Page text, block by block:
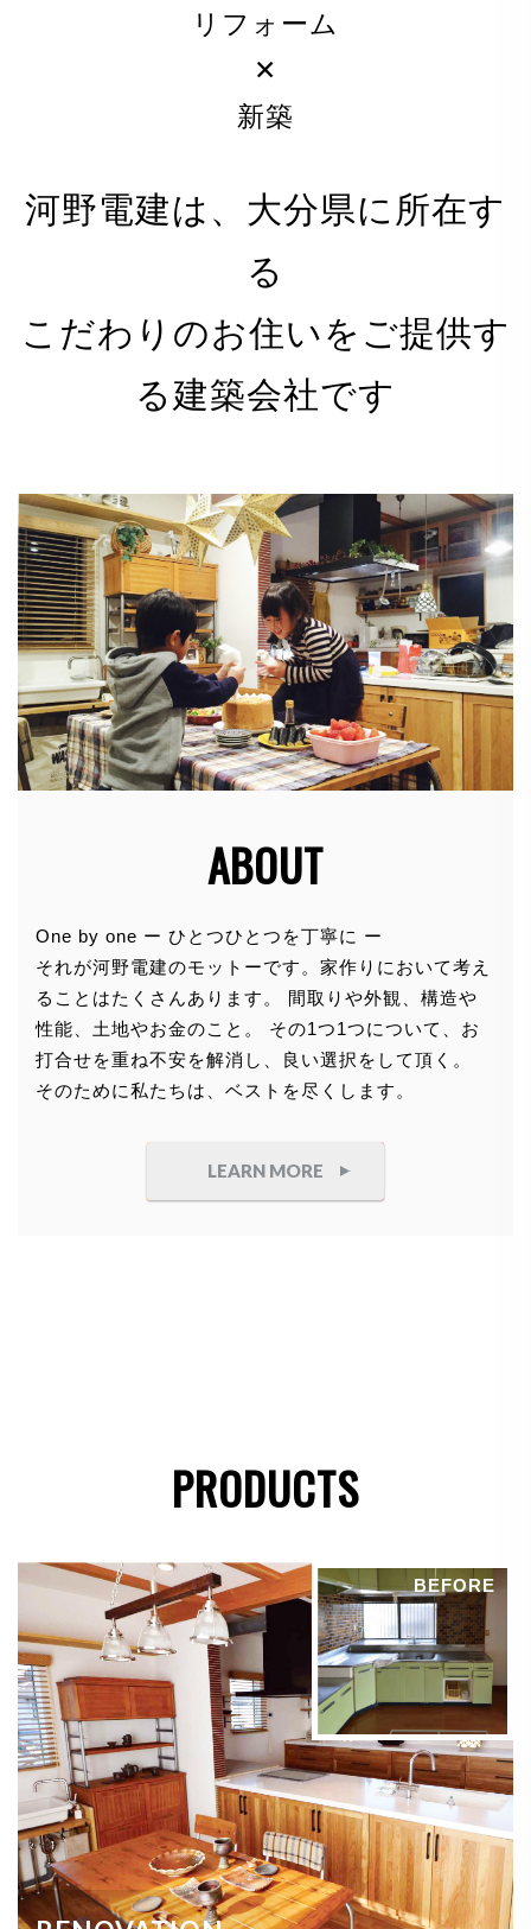
リフォーム
✕
新築
河野電建は、大分県に所在す
る
こだわりのお住いをご提供す
る建築会社です
ABOUT
One by one ー ひとつひとつを丁寧に ー
それが河野電建のモットーです。家作りにおいて考え
ることはたくさんあります。 間取りや外観、構造や
性能、土地やお金のこと。 その1つ1つについて、お
打合せを重ね不安を解消し、良い選択をして頂く。
そのために私たちは、ベストを尽くします。
LEARN MORE
PRODUCTS
BEFORE
PRIVACY POLICY
有限会社 河野電建（以下「当社」）は、以下のとお
り個人情報保護方針を定め、個人情報保護の仕組みを
個人情報の管理
当社は、お客さまの個人情報を正確かつ最新の状態に
保ち、個人情報への不正アクセス・紛失・破損・改ざ
ん・漏洩などを防止するため、セキュリティシステム
の維持・管理体制の整備・社員教育の徹底等の必要な
措置を講じ、安全対策を実施し個人情報の厳重な管理
お客さまからお預かりした個人情報は、当社からのご
連絡や業務のご案内やご質問に対する回答として、電
子メールや資料のご送付に利用いたします。
個人情報の安全対策
当社は、個人情報の正確性及び安全性確保のために、
セキュリティに万全の対策を講じています。
ご本人の照会
お客さまがご本人の個人情報の照会・修正・削除など
をご希望される場合には、ご本人であることを確認の
上、対応させていただきます。